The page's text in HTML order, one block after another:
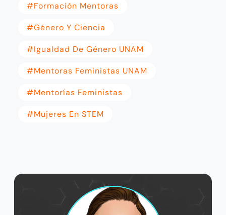
#formación Mentoras
#género Y Ciencia
#igualdad De Género UNAM
#mentoras Feministas UNAM
#mentorías Feministas
#Mujeres En STEM